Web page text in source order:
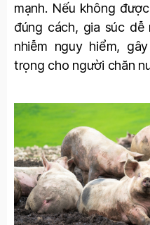
mạnh. Nếu không
đúng cách, gia súc dễ
nhiễm nguy hiểm,
trọng cho người chăn